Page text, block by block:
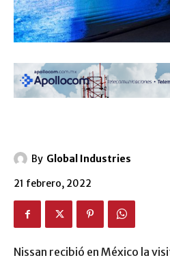
By Global Industries
21 febrero, 2022
Nissan recibió en México la